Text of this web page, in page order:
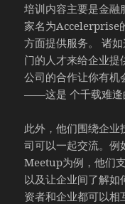
培训内容主要是金融
家名为Accelerprise
方面提供服务。 诸
门的人才来给企业提
公司的合作让你有机
——这是 个千载难逢
此外，他们围绕企业
司可以一起交流。
Meetup为例，他们
以及让企业间了解
资者和企业都可以相